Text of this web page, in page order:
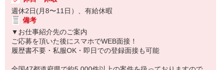
週休2日(月8〜11日）、有給休暇
備考
▼お仕事紹介先のご案内
ご応募を頂いた後にスマホでWEB面接！
履歴書不要・私服OK・即日での登録面接も可能